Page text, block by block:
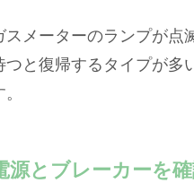
スメーターのランプが点
つと復帰するタイプが多
源とブレーカーを